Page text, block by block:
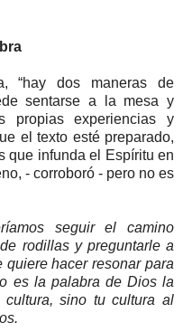
“hay dos maneras de
sentarse a la mesa y
experiencias y
el texto esté preparado,
que infunda el Espíritu en
- corroboró - pero no es
seguir el camino
rodillas y preguntarle a
hacer resonar para
es la palabra de Dios la
sino tu cultura al